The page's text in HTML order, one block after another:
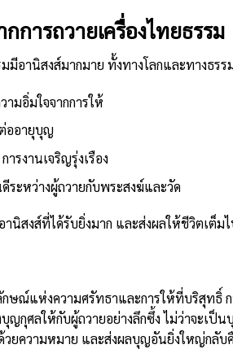
การถวายเครื่องไทยธรรม
มมีอานิสงส์มากมาย ทั้งทางโลกและทางธรร
ามอิ่มใจจากการให้
ออายุบุญ
รงานเจริญรุ่งเรือง
ระหว่างผู้ถวายกับพระสงฆ์และวัด
านิสงส์ที่ได้รับยิ่งมาก และส่งผลให้ชีวิตเต็
กษณ์แห่งความศรัทธาและการให้ที่บริสุทธิ์
ญกุศลให้กับผู้ถวายอย่างลึกซึ้ง ไม่ว่าจะเป็
ยความหมาย และส่งผลบุญอันยิ่งใหญ่กลั